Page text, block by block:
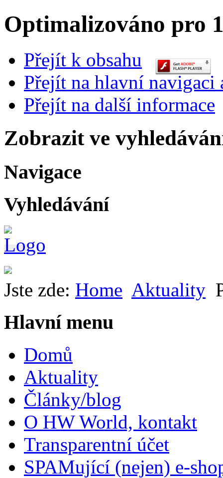
Optimalizováno pro
Přejít k obsahu
Přejít na hlavní navigaci
Přejít na další informace
Zobrazit ve
Navigace
Vyhledávání
Jste zde: Home Aktuality
Hlavní menu
Domů
Aktuality
Články/blog
O HW World, kontakt
Transparentní účet
SPAMující (nejen) e-